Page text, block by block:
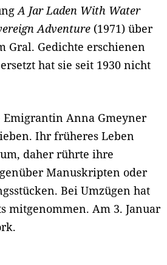
A Jar Laden With Water
Adventure (1971) über
Gral. Gedichte erschienen
hat sie seit 1930 nicht
Emigrantin Anna Gmeyner
Ihr früheres Leben
daher rührte ihre
Manuskripten oder
Bei Umzügen hat
mitgenommen. Am 3. Januar